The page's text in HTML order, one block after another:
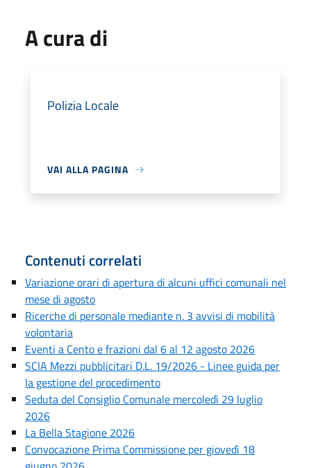
A cura di
Polizia Locale
VAI ALLA PAGINA
Contenuti correlati
Variazione orari di apertura di alcuni uffici comunali nel
mese di agosto
Ricerche di personale mediante n. 3 avvisi di mobilità
volontaria
Eventi a Cento e frazioni dal 6 al 12 agosto 2026
SCIA Mezzi pubblicitari D.L. 19/2026 - Linee guida per
la gestione del procedimento
Seduta del Consiglio Comunale mercoledì 29 luglio
2026
La Bella Stagione 2026
Convocazione Prima Commissione per giovedì 18